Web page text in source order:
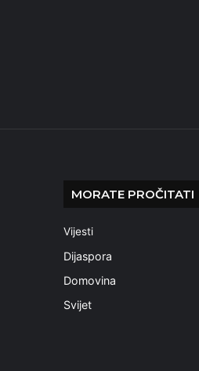
MORATE PROČITATI
Vijesti
Dijaspora
Domovina
Svijet